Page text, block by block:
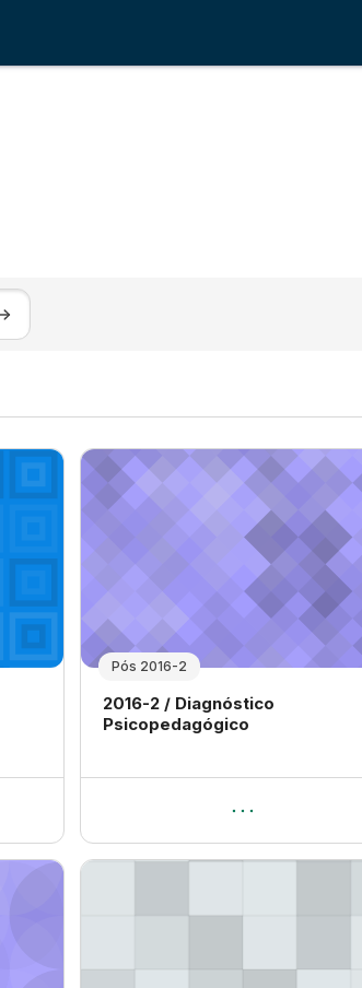
Buscar disciplinas
Pós 2016-2
Nome da disciplina
2016-2 / Diagnóstico
Psicopedagógico